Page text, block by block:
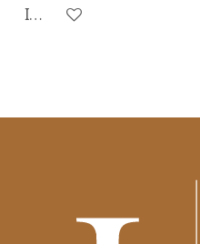
In winkelwagen